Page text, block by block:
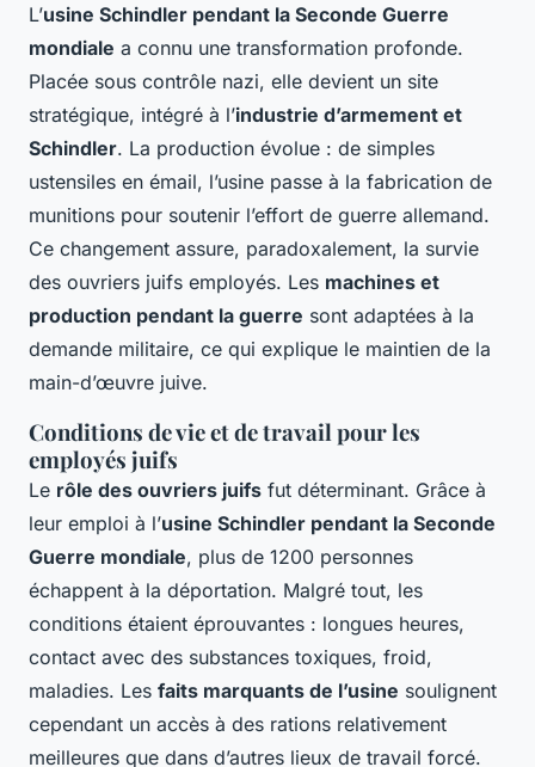
L’usine Schindler pendant la Seconde Guerre
mondiale a connu une transformation profonde.
Placée sous contrôle nazi, elle devient un site
stratégique, intégré à l’industrie d’armement et
Schindler. La production évolue : de simples
ustensiles en émail, l’usine passe à la fabrication de
munitions pour soutenir l’effort de guerre allemand.
Ce changement assure, paradoxalement, la survie
des ouvriers juifs employés. Les machines et
production pendant la guerre sont adaptées à la
demande militaire, ce qui explique le maintien de la
main-d’œuvre juive.
Conditions de vie et de travail pour les
employés juifs
Le rôle des ouvriers juifs fut déterminant. Grâce à
leur emploi à l’usine Schindler pendant la Seconde
Guerre mondiale, plus de 1200 personnes
échappent à la déportation. Malgré tout, les
conditions étaient éprouvantes : longues heures,
contact avec des substances toxiques, froid,
maladies. Les faits marquants de l’usine soulignent
cependant un accès à des rations relativement
meilleures que dans d’autres lieux de travail forcé.